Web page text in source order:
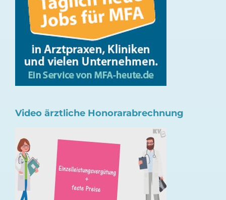
Video ärztliche Honorarabrechnung